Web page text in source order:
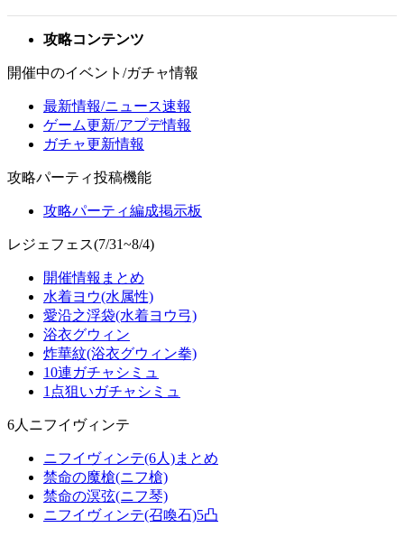
攻略コンテンツ
開催中のイベント/ガチャ情報
最新情報/ニュース速報
ゲーム更新/アプデ情報
ガチャ更新情報
攻略パーティ投稿機能
攻略パーティ編成掲示板
レジェフェス(7/31~8/4)
開催情報まとめ
水着ヨウ(水属性)
愛沿之浮袋(水着ヨウ弓)
浴衣グウィン
炸華紋(浴衣グウィン拳)
10連ガチャシミュ
1点狙いガチャシミュ
6人ニフイヴィンテ
ニフイヴィンテ(6人)まとめ
禁命の魔槍(ニフ槍)
禁命の溟弦(ニフ琴)
ニフイヴィンテ(召喚石)5凸